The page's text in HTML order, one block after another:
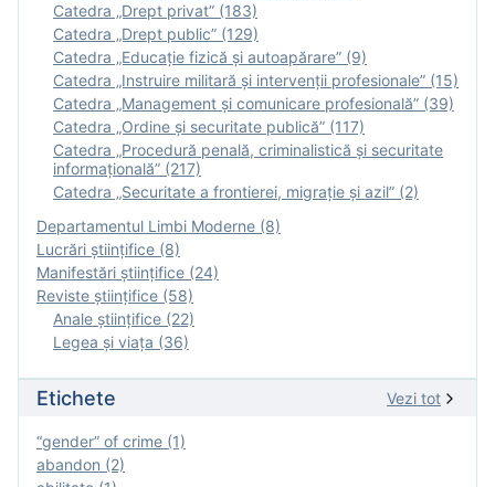
Catedra „Drept privat” (183)
Catedra „Drept public” (129)
Catedra „Educație fizică şi autoapărare” (9)
Catedra „Instruire militară şi intervenţii profesionale” (15)
Catedra „Management și comunicare profesională” (39)
Catedra „Ordine și securitate publică” (117)
Catedra „Procedură penală, criminalistică și securitate
informațională” (217)
Catedra „Securitate a frontierei, migrație și azil” (2)
Departamentul Limbi Moderne (8)
Lucrări științifice (8)
Manifestări ştiinţifice (24)
Reviste ştiinţifice (58)
Anale ştiinţifice (22)
Legea şi viaţa (36)
Etichete Vezi tot
“gender” of crime (1)
abandon (2)